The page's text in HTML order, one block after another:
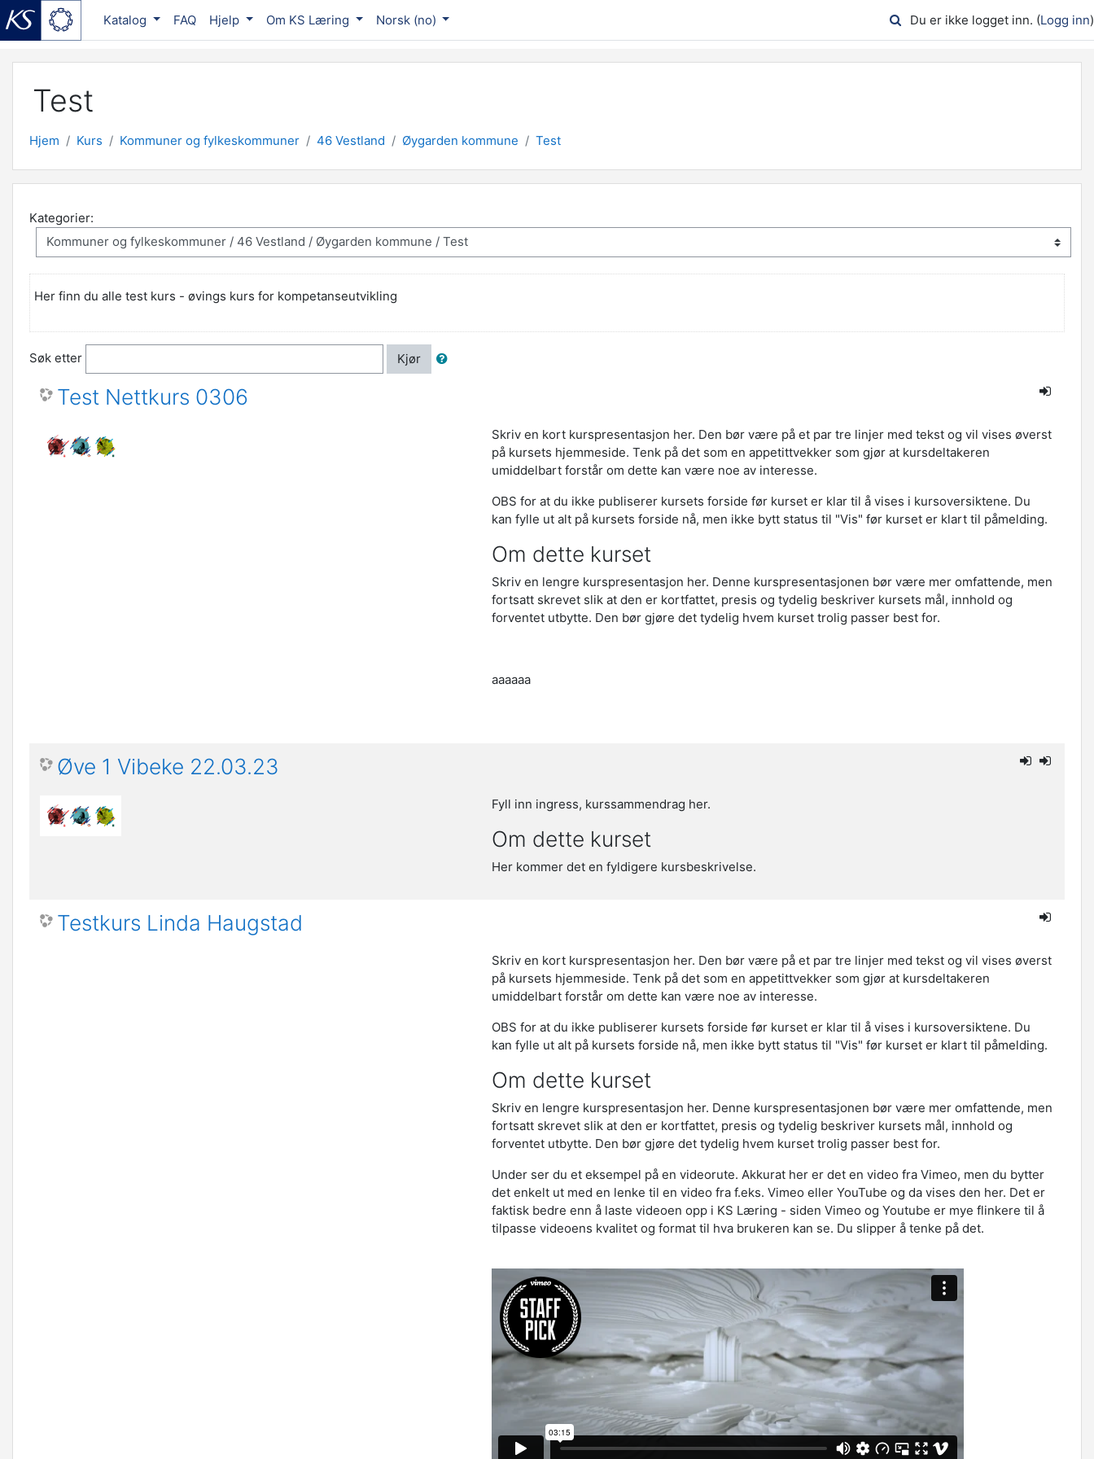
Katalog FAQ Hjelp Om KS Læring Norsk ‎(no)‎ Du er ikke logget inn. (Logg inn)
Test
Hjem Kurs Kommuner og fylkeskommuner 46 Vestland Øygarden kommune Test
Kategorier:
Her finn du alle test kurs - øvings kurs for kompetanseutvikling
Søk etter Kjør
Test Nettkurs 0306
Skriv en kort kurspresentasjon her. Den bør være på et par tre linjer med tekst og vil vises øverst
på kursets hjemmeside. Tenk på det som en appetittvekker som gjør at kursdeltakeren
umiddelbart forstår om dette kan være noe av interesse.
OBS for at du ikke publiserer kursets forside før kurset er klar til å vises i kursoversiktene. Du
kan fylle ut alt på kursets forside nå, men ikke bytt status til "Vis" før kurset er klart til påmelding.
Om dette kurset
Skriv en lengre kurspresentasjon her. Denne kurspresentasjonen bør være mer omfattende, men
fortsatt skrevet slik at den er kortfattet, presis og tydelig beskriver kursets mål, innhold og
forventet utbytte. Den bør gjøre det tydelig hvem kurset trolig passer best for.
aaaaaa
Øve 1 Vibeke 22.03.23
Fyll inn ingress, kurssammendrag her.
Om dette kurset
Her kommer det en fyldigere kursbeskrivelse.
Testkurs Linda Haugstad
Skriv en kort kurspresentasjon her. Den bør være på et par tre linjer med tekst og vil vises øverst
på kursets hjemmeside. Tenk på det som en appetittvekker som gjør at kursdeltakeren
umiddelbart forstår om dette kan være noe av interesse.
OBS for at du ikke publiserer kursets forside før kurset er klar til å vises i kursoversiktene. Du
kan fylle ut alt på kursets forside nå, men ikke bytt status til "Vis" før kurset er klart til påmelding.
Om dette kurset
Skriv en lengre kurspresentasjon her. Denne kurspresentasjonen bør være mer omfattende, men
fortsatt skrevet slik at den er kortfattet, presis og tydelig beskriver kursets mål, innhold og
forventet utbytte. Den bør gjøre det tydelig hvem kurset trolig passer best for.
Under ser du et eksempel på en videorute. Akkurat her er det en video fra Vimeo, men du bytter
det enkelt ut med en lenke til en video fra f.eks. Vimeo eller YouTube og da vises den her. Det er
faktisk bedre enn å laste videoen opp i KS Læring - siden Vimeo og Youtube er mye flinkere til å
tilpasse videoens kvalitet og format til hva brukeren kan se. Du slipper å tenke på det.